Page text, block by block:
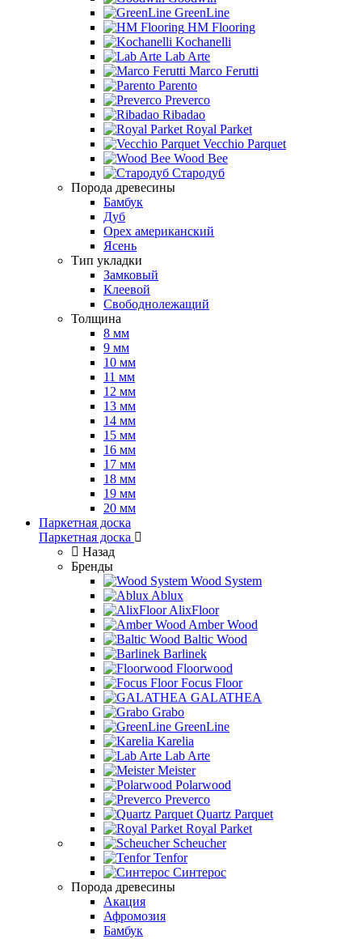
GreenLine
HM Flooring
Kochanelli
Lab Arte
Marco Ferutti
Parento
Preverco
Ribadao
Royal Parket
Vecchio Parquet
Wood Bee
Стародуб
Порода древесины
Бамбук
Дуб
Орех американский
Ясень
Тип укладки
Замковый
Клеевой
Свободнолежащий
Толщина
8 мм
9 мм
10 мм
11 мм
12 мм
13 мм
14 мм
15 мм
16 мм
17 мм
18 мм
19 мм
20 мм
Паркетная доска
Паркетная доска
Назад
Бренды
Wood System
Ablux
AlixFloor
Amber Wood
Baltic Wood
Barlinek
Floorwood
Focus Floor
GALATHEA
Grabo
GreenLine
Karelia
Lab Arte
Meister
Polarwood
Preverco
Quartz Parquet
Royal Parket
Scheucher
Tenfor
Синтерос
Порода древесины
Акация
Афромозия
Бамбук